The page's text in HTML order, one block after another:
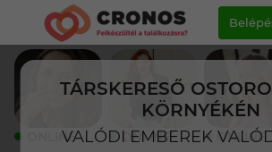
TÁRSKERESŐ
KÖRNYÉKÉN
VALÓDI EMBEREK
ONLINE ONLINE ONLINE